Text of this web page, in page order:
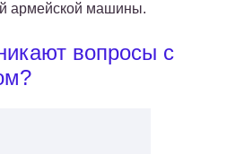
армейской машины.
вопросы с